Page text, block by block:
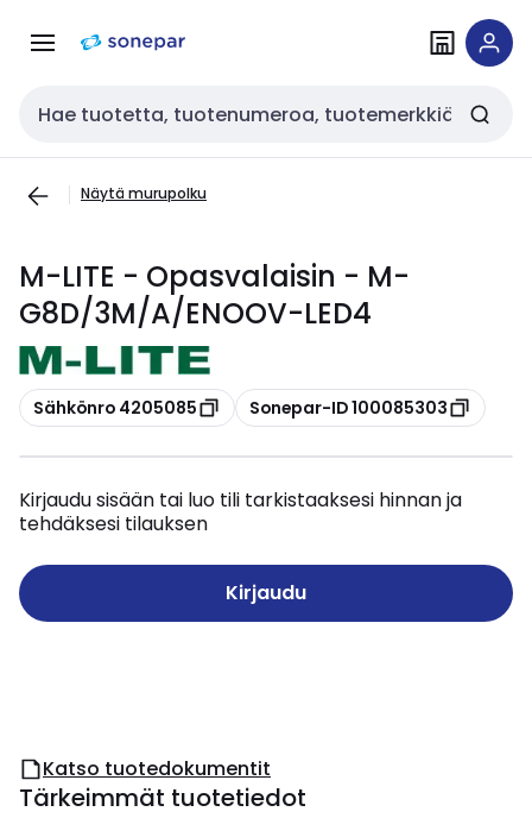
navigointiinsisältöön
Haku
Näytä murupolku
M-LITE - Opasvalaisin - M-
G8D/3M/A/ENOOV-LED4
Kopioi
Sähkönro 4205085 Kopioi
Sonepar-ID 100085303
Kirjaudu sisään tai luo tili tarkistaaksesi hinnan ja
tehdäksesi tilauksen
Kirjaudu
Katso tuotedokumentit
Tärkeimmät tuotetiedot